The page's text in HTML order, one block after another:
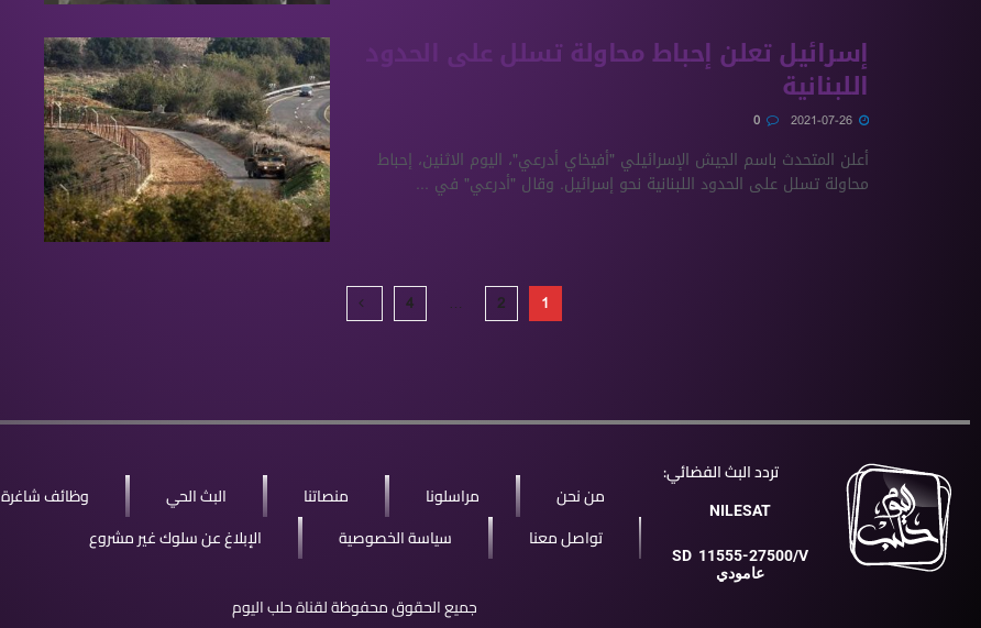
إسرائيل تعلن إحباط محاولة تسلل على الحدود
اللبنانية
أعلن المتحدث باسم الجيش الإسرائيلي "أفيخاي أدرعي"، اليوم الاثنين، إحباط
محاولة تسلل على الحدود اللبنانية نحو إسرائيل. وقال "أدرعي" في ...
1
2
…
4
تردد البث الفضائي:
NILESAT
SD 11555-27500/V
عامودي
من نحن مراسلونا منصاتنا البث الحي وظائف شاغرة
تواصل معنا
سياسة الخصوصية الإبلاغ عن سلوك غير مشروع
جميع الحقوق محفوظة لقناة حلب اليوم